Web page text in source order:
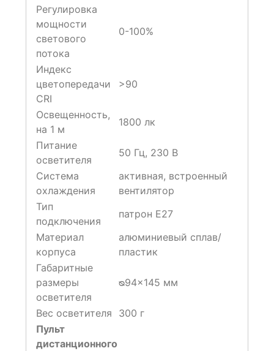
Регулировка
мощности
светового
потока
0-100%
Индекс
цветопередачи
CRI
>90
Освещенность,
на 1 м
1800 лк
Питание
осветителя
50 Гц, 230 В
Система
охлаждения
активная, встроенный
вентилятор
Тип
подключения
патрон Е27
Материал
корпуса
алюминиевый сплав/
пластик
Габаритные
размеры
осветителя
ᴓ94×145 мм
Вес осветителя
300 г
Пульт
дистанционного